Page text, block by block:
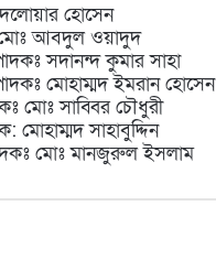
হোসেন
আবদুল ওয়াদুদ
সদানন্দ কুমার সাহা
মোহাম্মদ ইমরান হোসেন
মোঃ সাব্বির চৌধুরী
মোহাম্মদ সাহাবুদ্দিন
মোঃ মানজুরুল ইসলাম